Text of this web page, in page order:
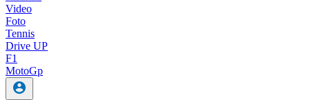
Video
Foto
Tennis
Drive UP
F1
MotoGp